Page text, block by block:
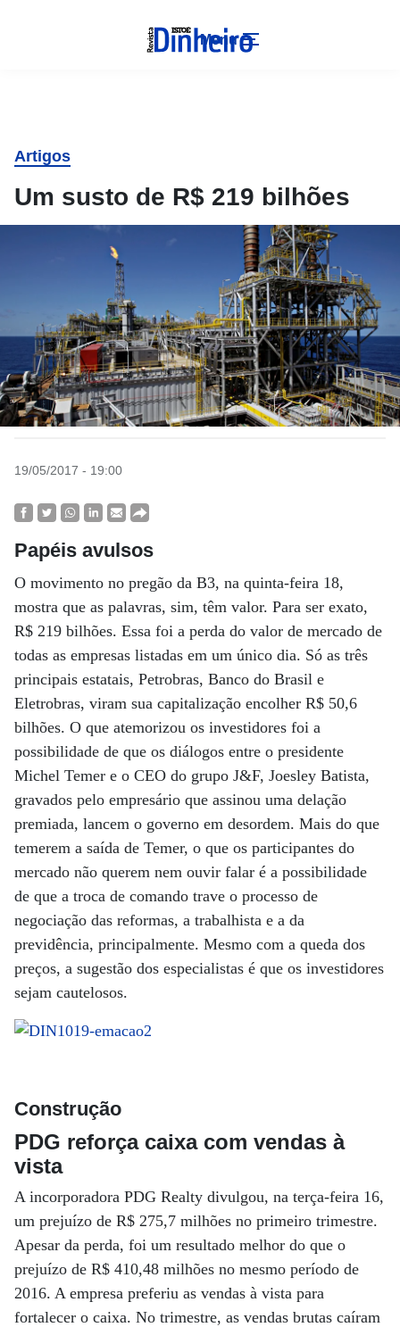
Menu
Artigos
Um susto de R$ 219 bilhões
19/05/2017 - 19:00
Papéis avulsos
O movimento no pregão da B3, na quinta-feira 18,
mostra que as palavras, sim, têm valor. Para ser exato,
R$ 219 bilhões. Essa foi a perda do valor de mercado de
todas as empresas listadas em um único dia. Só as três
principais estatais, Petrobras, Banco do Brasil e
Eletrobras, viram sua capitalização encolher R$ 50,6
bilhões. O que atemorizou os investidores foi a
possibilidade de que os diálogos entre o presidente
Michel Temer e o CEO do grupo J&F, Joesley Batista,
gravados pelo empresário que assinou uma delação
premiada, lancem o governo em desordem. Mais do que
temerem a saída de Temer, o que os participantes do
mercado não querem nem ouvir falar é a possibilidade
de que a troca de comando trave o processo de
negociação das reformas, a trabalhista e a da
previdência, principalmente. Mesmo com a queda dos
preços, a sugestão dos especialistas é que os investidores
sejam cautelosos.
Construção
PDG reforça caixa com vendas à
vista
A incorporadora PDG Realty divulgou, na terça-feira 16,
um prejuízo de R$ 275,7 milhões no primeiro trimestre.
Apesar da perda, foi um resultado melhor do que o
prejuízo de R$ 410,48 milhões no mesmo período de
2016. A empresa preferiu as vendas à vista para
fortalecer o caixa. No trimestre, as vendas brutas caíram